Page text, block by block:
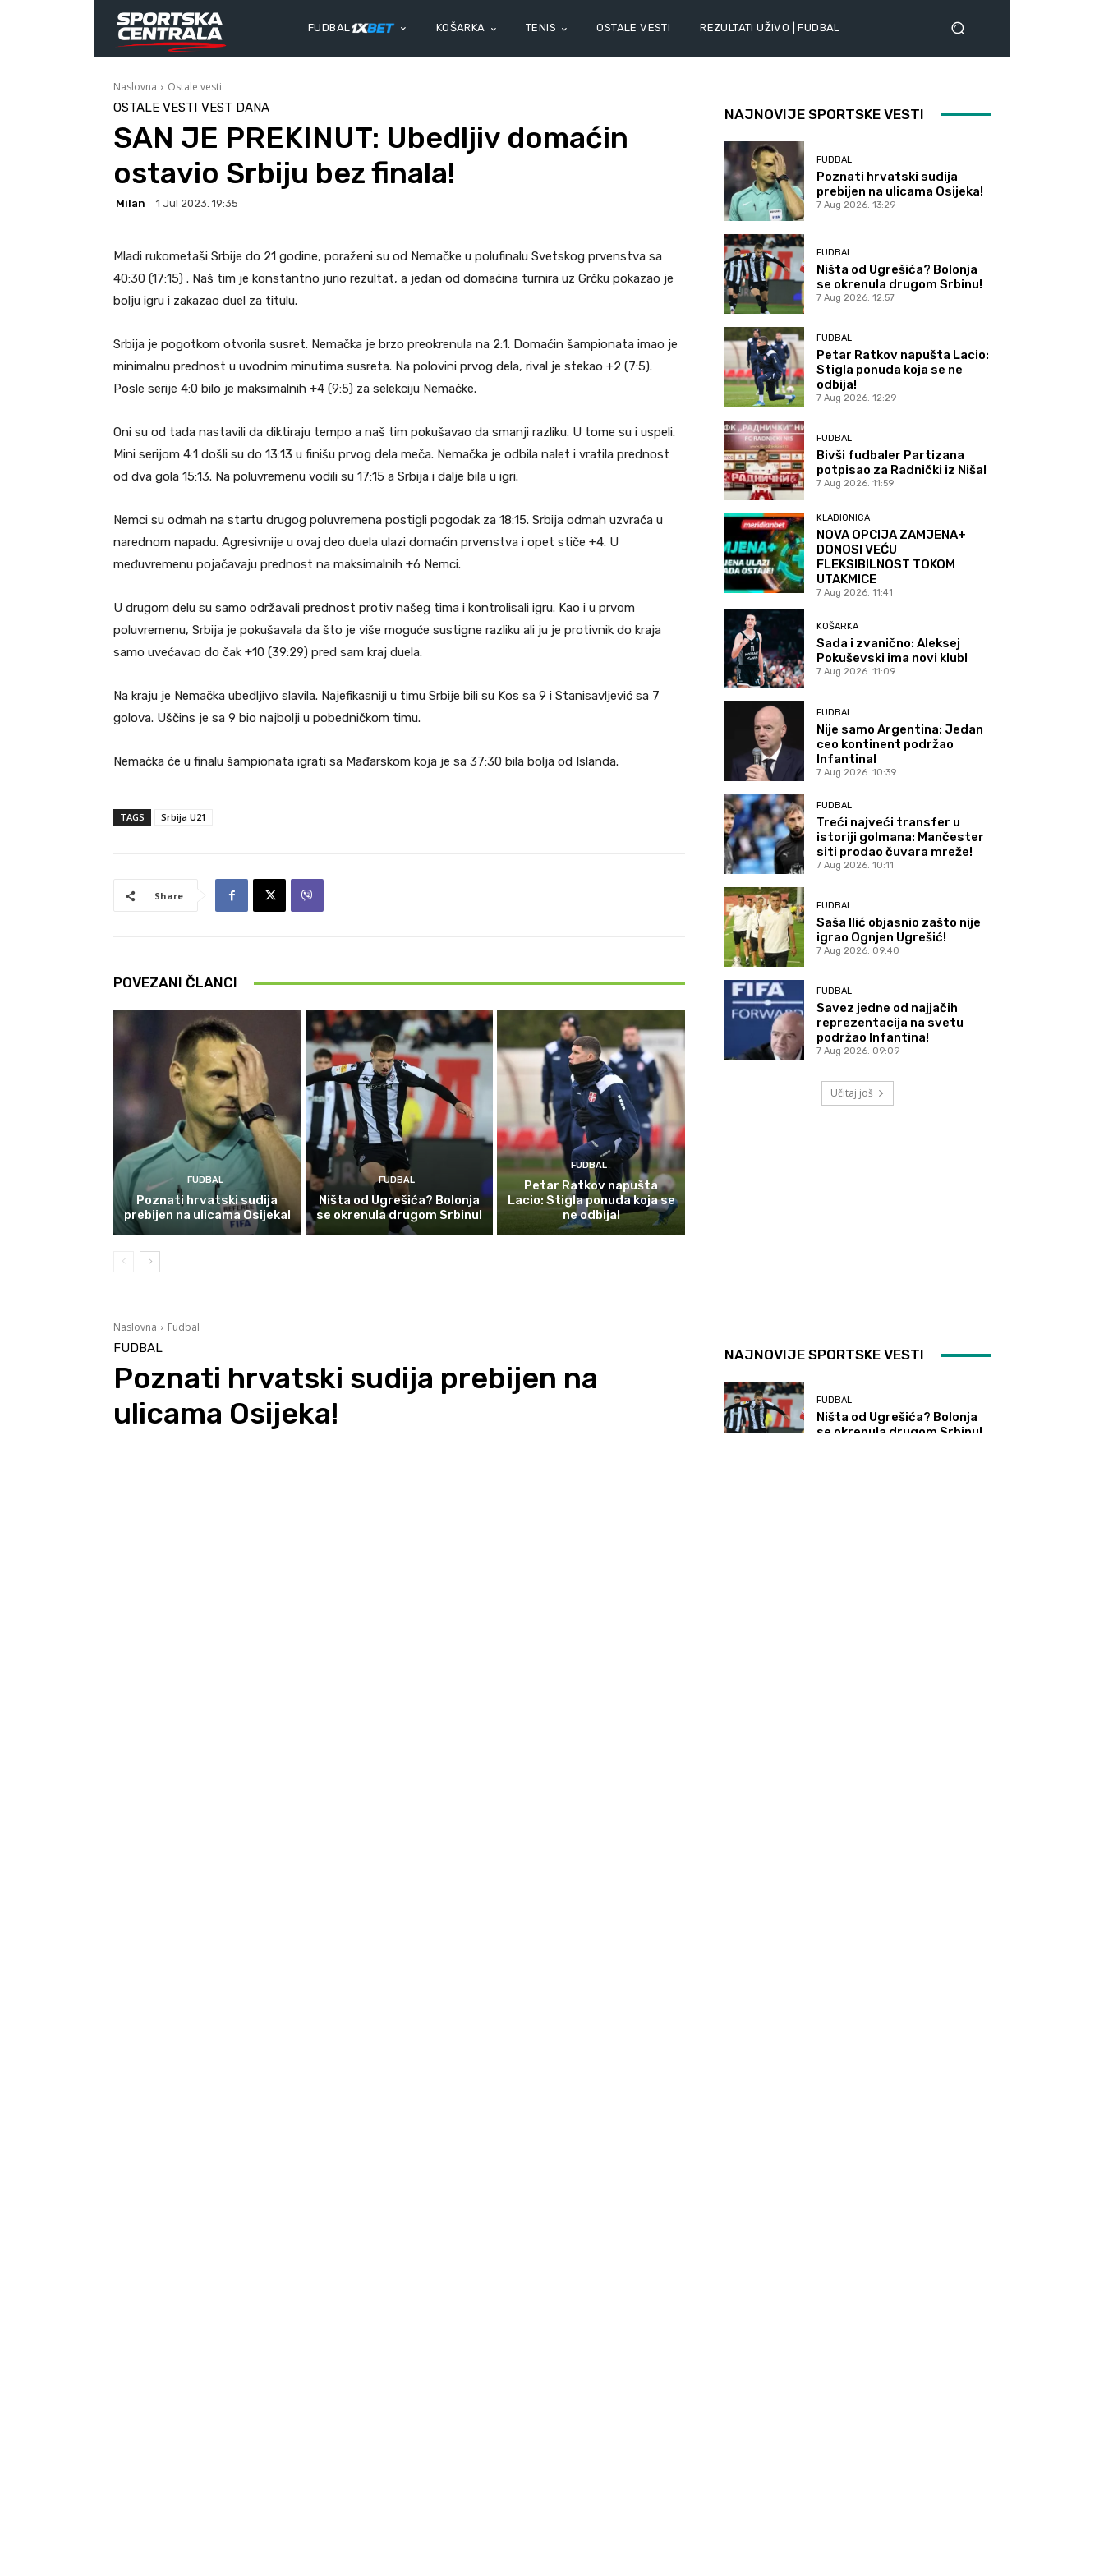
FUDBAL KOŠARKA TENIS OSTALE VESTI REZULTATI UŽIVO | FUDBAL
Naslovna Ostale vesti
OSTALE VESTI VEST DANA
SAN JE PREKINUT: Ubedljiv domaćin
ostavio Srbiju bez finala!
Milan 1 Jul 2023. 19:35
Mladi rukometaši Srbije do 21 godine, poraženi su od Nemačke u polufinalu Svetskog prvenstva sa
40:30 (17:15) . Naš tim je konstantno jurio rezultat, a jedan od domaćina turnira uz Grčku pokazao je
bolju igru i zakazao duel za titulu.
Srbija je pogotkom otvorila susret. Nemačka je brzo preokrenula na 2:1. Domaćin šampionata imao je
minimalnu prednost u uvodnim minutima susreta. Na polovini prvog dela, rival je stekao +2 (7:5).
Posle serije 4:0 bilo je maksimalnih +4 (9:5) za selekciju Nemačke.
Oni su od tada nastavili da diktiraju tempo a naš tim pokušavao da smanji razliku. U tome su i uspeli.
Mini serijom 4:1 došli su do 13:13 u finišu prvog dela meča. Nemačka je odbila nalet i vratila prednost
od dva gola 15:13. Na poluvremenu vodili su 17:15 a Srbija i dalje bila u igri.
Nemci su odmah na startu drugog poluvremena postigli pogodak za 18:15. Srbija odmah uzvraća u
narednom napadu. Agresivnije u ovaj deo duela ulazi domaćin prvenstva i opet stiče +4. U
međuvremenu pojačavaju prednost na maksimalnih +6 Nemci.
U drugom delu su samo održavali prednost protiv našeg tima i kontrolisali igru. Kao i u prvom
poluvremenu, Srbija je pokušavala da što je više moguće sustigne razliku ali ju je protivnik do kraja
samo uvećavao do čak +10 (39:29) pred sam kraj duela.
Na kraju je Nemačka ubedljivo slavila. Najefikasniji u timu Srbije bili su Kos sa 9 i Stanisavljević sa 7
golova. Uščins je sa 9 bio najbolji u pobedničkom timu.
Nemačka će u finalu šampionata igrati sa Mađarskom koja je sa 37:30 bila bolja od Islanda.
TAGS Srbija U21
Share
POVEZANI ČLANCI
FUDBAL
Poznati hrvatski sudija
prebijen na ulicama Osijeka!
FUDBAL
Ništa od Ugrešića? Bolonja
se okrenula drugom Srbinu!
FUDBAL
Petar Ratkov napušta
Lacio: Stigla ponuda koja se
ne odbija!
NAJNOVIJE SPORTSKE VESTI
FUDBAL
Poznati hrvatski sudija
prebijen na ulicama Osijeka!
7 Aug 2026. 13:29
FUDBAL
Ništa od Ugrešića? Bolonja
se okrenula drugom Srbinu!
7 Aug 2026. 12:57
FUDBAL
Petar Ratkov napušta Lacio:
Stigla ponuda koja se ne
odbija!
7 Aug 2026. 12:29
FUDBAL
Bivši fudbaler Partizana
potpisao za Radnički iz Niša!
7 Aug 2026. 11:59
KLADIONICA
NOVA OPCIJA ZAMJENA+
DONOSI VEĆU
FLEKSIBILNOST TOKOM
UTAKMICE
7 Aug 2026. 11:41
KOŠARKA
Sada i zvanično: Aleksej
Pokuševski ima novi klub!
7 Aug 2026. 11:09
FUDBAL
Nije samo Argentina: Jedan
ceo kontinent podržao
Infantina!
7 Aug 2026. 10:39
FUDBAL
Treći najveći transfer u
istoriji golmana: Mančester
siti prodao čuvara mreže!
7 Aug 2026. 10:11
FUDBAL
Saša Ilić objasnio zašto nije
igrao Ognjen Ugrešić!
7 Aug 2026. 09:40
FUDBAL
Savez jedne od najjačih
reprezentacija na svetu
podržao Infantina!
7 Aug 2026. 09:09
Učitaj još